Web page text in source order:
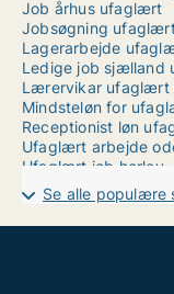
Job århus ufaglært
Jobsøgning
Lagerarbejde
Ledige job sjælland
Lærervikar ufaglært
Mindsteløn for
Receptionist løn
Ufaglært arbejde
Ufaglært job herlev
Ufaglært job herning
Ufaglært job med
Ufaglært job
Se alle populære